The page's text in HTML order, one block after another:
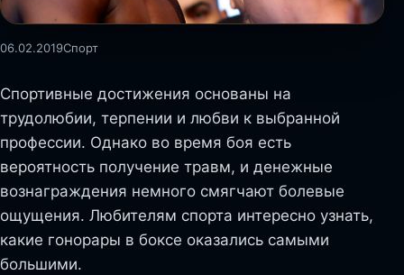
06.02.2019Спорт
Спортивные достижения основаны на
трудолюбии, терпении и любви к выбранной
профессии. Однако во время боя есть
вероятность получение травм, и денежные
вознаграждения немного смягчают болевые
ощущения. Любителям спорта интересно узнать,
какие гонорары в боксе оказались самыми
большими.